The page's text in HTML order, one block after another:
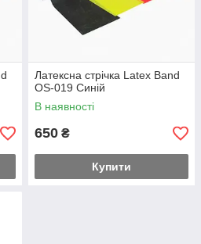
Латексна стрічка Latex Band
OS-019 Синій
В наявності
650 ₴
Купити